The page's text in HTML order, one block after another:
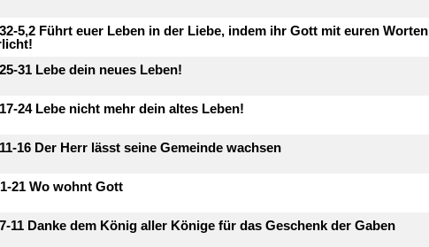
5,2 Führt euer Leben in der Liebe, indem ihr Gott mit euren Worten
31 Lebe dein neues Leben!
24 Lebe nicht mehr dein altes Leben!
16 Der Herr lässt seine Gemeinde wachsen
21 Wo wohnt Gott
11 Danke dem König aller Könige für das Geschenk der Gaben